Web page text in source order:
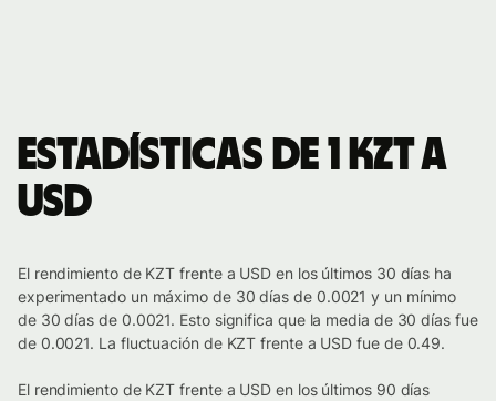
Estadísticas de 1 KZT a
USD
El rendimiento de KZT frente a USD en los últimos 30 días ha
experimentado un máximo de 30 días de 0.0021 y un mínimo
de 30 días de 0.0021. Esto significa que la media de 30 días fue
de 0.0021. La fluctuación de KZT frente a USD fue de 0.49.
El rendimiento de KZT frente a USD en los últimos 90 días